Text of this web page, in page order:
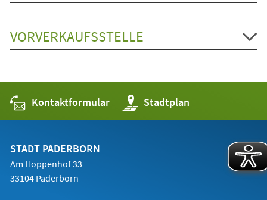
VORVERKAUFSSTELLE
Kontaktformular Stadtplan
(Öffnet
in
einem
STADT PADERBORN
Am Hoppenhof 33
33104 Paderborn